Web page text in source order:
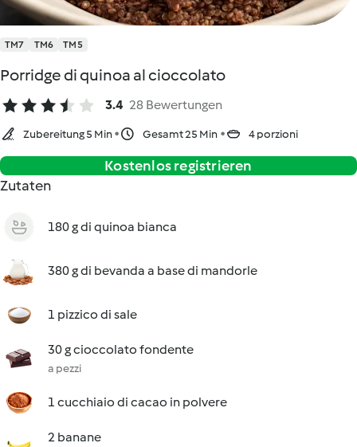
TM7 TM6 TM5
Porridge di quinoa al cioccolato
3.4 28 Bewertungen
Zubereitung 5 Min Gesamt 25 Min 4 porzioni
Kostenlos registrieren
Zutaten
180 g di quinoa bianca
380 g di bevanda a base di mandorle
1 pizzico di sale
30 g cioccolato fondente
a pezzi
1 cucchiaio di cacao in polvere
2 banane